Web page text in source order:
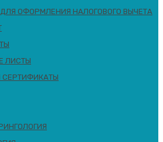
ОФОРМЛЕНИЯ НАЛОГОВОГО ВЫЧЕТА
ЛИСТЫ
СЕРТИФИКАТЫ